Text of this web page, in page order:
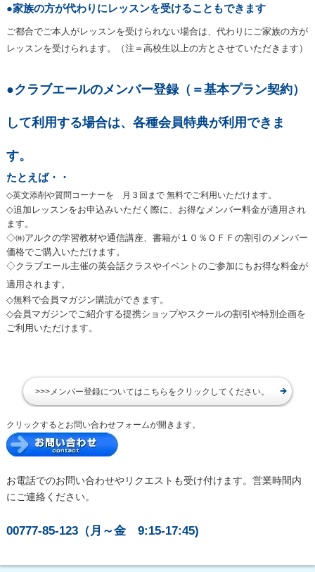
●家族の方が代わりにレッスンを受けることもできます
ご都合でご本人がレッスンを受けられない場合は、代わりにご家族の方が
レッスンを受けられます。（注＝高校生以上の方とさせていただきます）
●クラブエールのメンバー登録（＝基本プラン契約）
して利用する場合は、各種会員特典が利用できま
す。
たとえば・・
◇英文添削や質問コーナーを 月３回まで 無料でご利用いただけます。
◇追加レッスンをお申込みいただく際に、お得なメンバー料金が適用され
ます。
◇㈱アルクの学習教材や通信講座、書籍が１０％ＯＦＦの割引のメンバー
価格でご購入いただけます。
◇クラブエール主催の英会話クラスやイベントのご参加にもお得な料金が
適用されます。
◇無料で会員マガジン購読ができます。
◇会員マガジンでご紹介する提携ショップやスクールの割引や特別企画を
ご利用いただけます。
>>>メンバー登録についてはこちらをクリックしてください。
クリックするとお問い合わせフォームが開きます。
お電話でのお問い合わせやリクエストも受け付けます。営業時間内
にご連絡ください。
00777-85-123（月～金 9:15-17:45)